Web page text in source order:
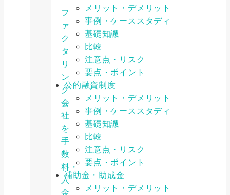
フ
ァ
ク
タ
リ
ン
グ
会
社
を
手
数
料・
入
金
メリット・デメリット
事例・ケーススタディ
基礎知識
比較
注意点・リスク
要点・ポイント
公的融資制度
メリット・デメリット
事例・ケーススタディ
基礎知識
比較
注意点・リスク
要点・ポイント
補助金・助成金
メリット・デメリット